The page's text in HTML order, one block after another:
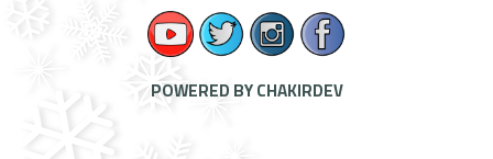
POWERED BY CHAKIRDEV